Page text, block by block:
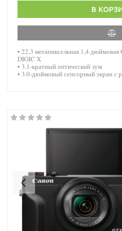
В
• 22,3 мегапиксельная 1,4
DIGIC X
• 3.1-кратный оптический зум
• 3.0-дюймовый сенсорный экран с
Previous